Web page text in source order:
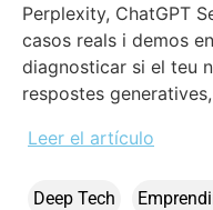
Perplexity, ChatGPT
casos reals i demos
diagnosticar si el teu
respostes
Leer el artículo
Deep Tech